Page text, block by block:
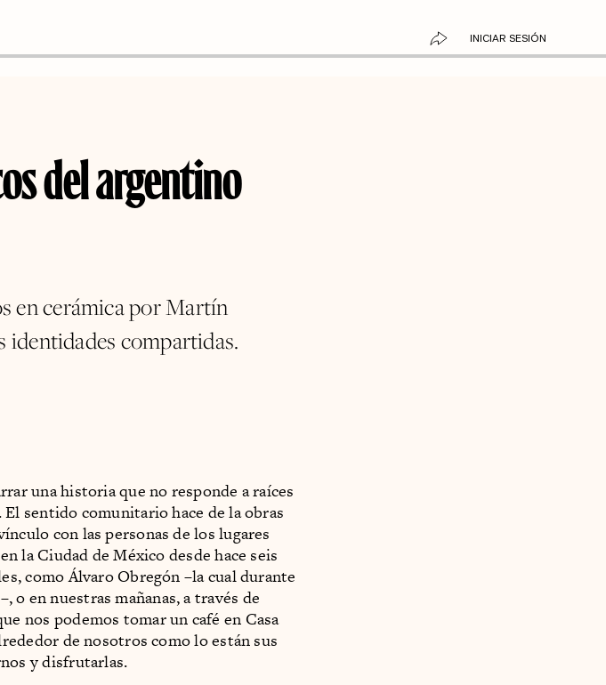
INICIAR SESIÓN
del argentino
en cerámica por Martín
identidades compartidas.
una historia que no responde a raíces
sentido comunitario hace de la obras
con las personas de los lugares
la Ciudad de México desde hace seis
como Álvaro Obregón –la cual durante
o en nuestras mañanas, a través de
nos podemos tomar un café en Casa
de nosotros como lo están sus
y disfrutarlas.